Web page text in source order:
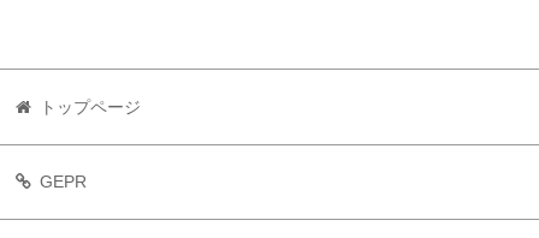
トップページ
GEPR